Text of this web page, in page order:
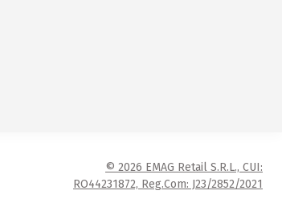
© 2026 EMAG Retail S.R.L., CUI:
RO44231872, Reg.Com: J23/2852/2021